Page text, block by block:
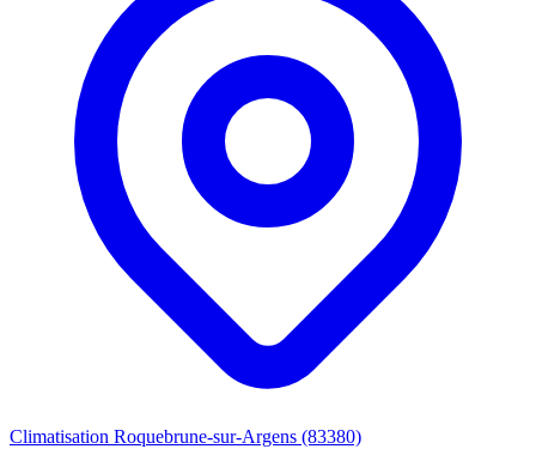
Climatisation Roquebrune-sur-Argens (83380)